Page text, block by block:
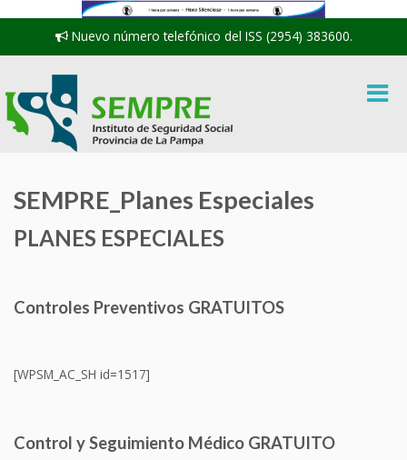
Nuevo número telefónico del ISS (2954) 383600.
SEMPRE_Planes Especiales
PLANES ESPECIALES
Controles Preventivos GRATUITOS
[WPSM_AC_SH id=1517]
Control y Seguimiento Médico GRATUITO